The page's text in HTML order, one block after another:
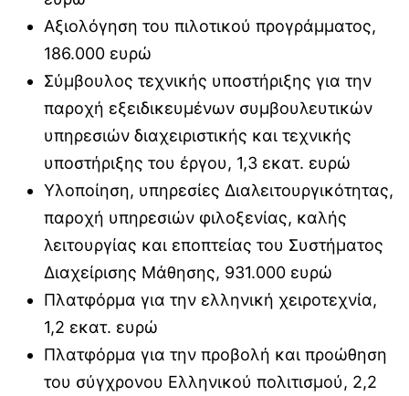
Αξιολόγηση του πιλοτικού προγράμματος,
186.000 ευρώ
Σύμβουλος τεχνικής υποστήριξης για την
παροχή εξειδικευμένων συμβουλευτικών
υπηρεσιών διαχειριστικής και τεχνικής
υποστήριξης του έργου, 1,3 εκατ. ευρώ
Υλοποίηση, υπηρεσίες Διαλειτουργικότητας,
παροχή υπηρεσιών φιλοξενίας, καλής
λειτουργίας και εποπτείας του Συστήματος
Διαχείρισης Μάθησης, 931.000 ευρώ
Πλατφόρμα για την ελληνική χειροτεχνία,
1,2 εκατ. ευρώ
Πλατφόρμα για την προβολή και προώθηση
του σύγχρονου Ελληνικού πολιτισμού, 2,2